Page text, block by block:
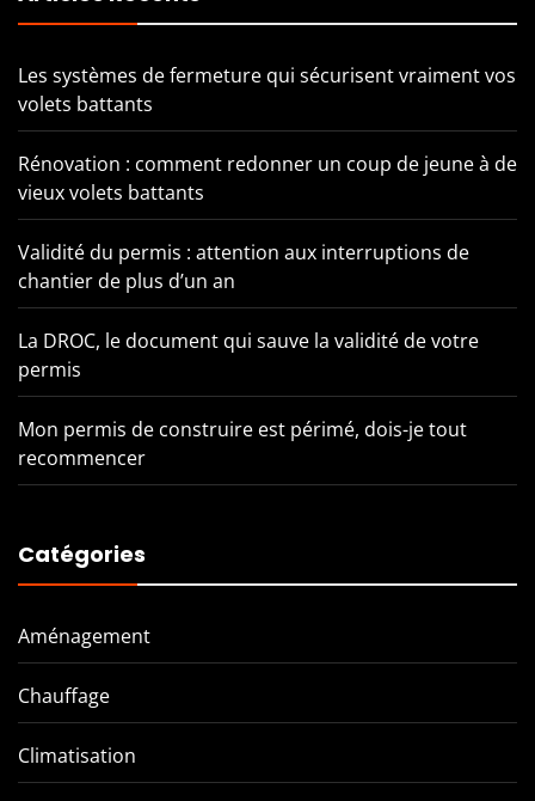
Les systèmes de fermeture qui sécurisent vraiment vos
volets battants
Rénovation : comment redonner un coup de jeune à de
vieux volets battants
Validité du permis : attention aux interruptions de
chantier de plus d’un an
La DROC, le document qui sauve la validité de votre
permis
Mon permis de construire est périmé, dois-je tout
recommencer
Catégories
Aménagement
Chauffage
Climatisation